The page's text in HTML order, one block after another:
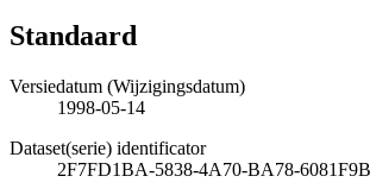
Standaard
Versiedatum (Wijzigingsdatum)
1998-05-14
Dataset(serie) identificator
2F7FD1BA-5838-4A70-BA78-